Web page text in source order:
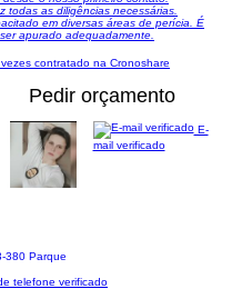
todas as diligências necessárias.
em diversas áreas de perícia. É
apurado adequadamente.
contratado na Cronoshare
Pedir orçamento
380 Parque
E-
mail verificado
telefone verificado